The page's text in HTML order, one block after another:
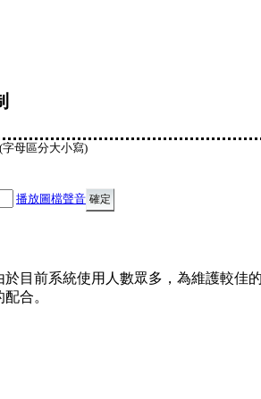
母區分大小寫)
播放圖檔聲音
目前系統使用人數眾多，為維護較佳
合。